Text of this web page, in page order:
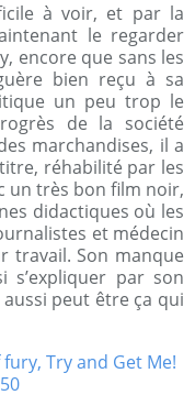
à voir, et par la
le regarder
encore que sans les
bien reçu à sa
un peu trop le
de la société
marchandises, il a
réhabilité par les
un très bon film noir,
didactiques où les
et médecin
travail. Son manque
s’expliquer par son
peut être ça qui